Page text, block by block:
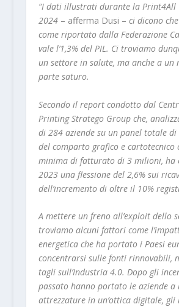
“I dati illustrati durante la Print4All
2024– afferma Dusi – ci dicono
come riportato dalla Federazione
vale l’1,3% del PIL. Ci troviamo
un settore in salute, ma anche a un
parte saturo.
Secondo il report condotto dal
Printing Stratego Group che,
di 284 aziende su un panel totale di
del comparto grafico e cartotecnico
minima di fatturato di 3 milioni, ha
2023 una flessione del 2,6% sui
dell’incremento di oltre il 10%
A mettere un freno all’exploit dello
troviamo alcuni fattori come
energetica che ha portato i Paesi
concentrarsi sulle fonti rinnovabili,
tagli sull’Industria 4.0. Dopo gli
passato hanno portato le aziende a
attrezzature in un’ottica digitale, gli